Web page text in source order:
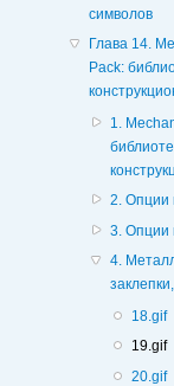
символов
Глава 14.
Pack:
1.
2. Опции
3. Опции
4.
18.gif
19.gif
20.gif